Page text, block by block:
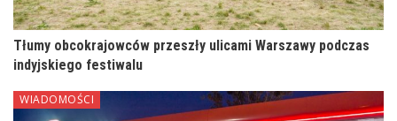
Tłumy obcokrajowców przeszły ulicami Warszawy podczas
indyjskiego festiwalu
WIADOMOŚCI